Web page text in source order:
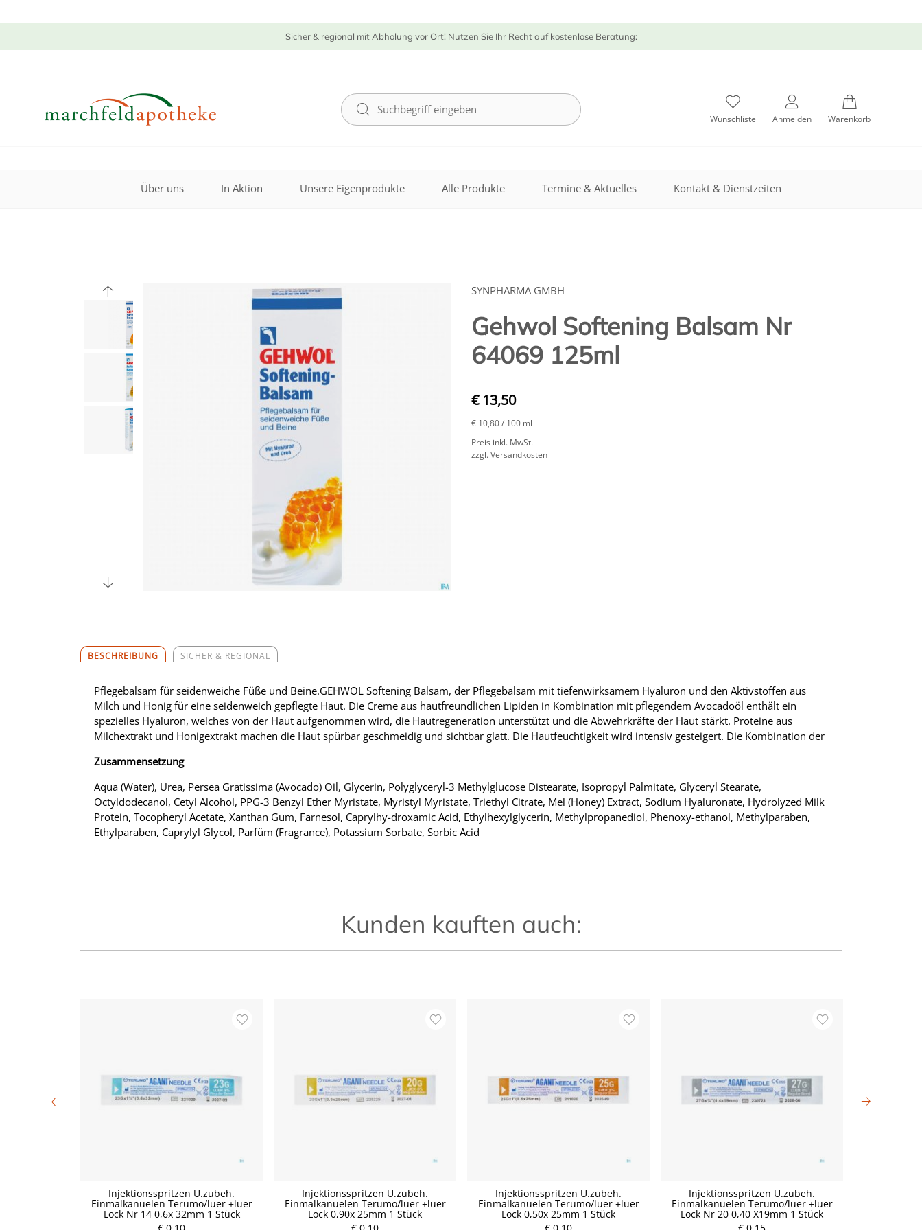
Sicher & regional mit Abholung vor Ort! Nutzen Sie Ihr Recht auf kostenlose Beratung:
Wunschliste Anmelden Warenkorb
Über uns In Aktion Unsere Eigenprodukte Alle Produkte Termine & Aktuelles Kontakt & Dienstzeiten
SYNPHARMA GMBH
Gehwol Softening Balsam Nr
64069 125ml
€ 13,50
€ 10,80/ 100 ml
Preis inkl. MwSt.
zzgl. Versandkosten
BESCHREIBUNG SICHER & REGIONAL
Pflegebalsam für seidenweiche Füße und Beine.GEHWOL Softening Balsam, der Pflegebalsam mit tiefenwirksamem Hyaluron und den Aktivstoffen aus
Milch und Honig für eine seidenweich gepflegte Haut. Die Creme aus hautfreundlichen Lipiden in Kombination mit pflegendem Avocadoöl enthält ein
spezielles Hyaluron, welches von der Haut aufgenommen wird, die Hautregeneration unterstützt und die Abwehrkräfte der Haut stärkt. Proteine aus
Milchextrakt und Honigextrakt machen die Haut spürbar geschmeidig und sichtbar glatt. Die Hautfeuchtigkeit wird intensiv gesteigert. Die Kombination der
Zusammensetzung
Aqua (Water), Urea, Persea Gratissima (Avocado) Oil, Glycerin, Polyglyceryl-3 Methylglucose Distearate, Isopropyl Palmitate, Glyceryl Stearate,
Octyldodecanol, Cetyl Alcohol, PPG-3 Benzyl Ether Myristate, Myristyl Myristate, Triethyl Citrate, Mel (Honey) Extract, Sodium Hyaluronate, Hydrolyzed Milk
Protein, Tocopheryl Acetate, Xanthan Gum, Farnesol, Caprylhy-droxamic Acid, Ethylhexylglycerin, Methylpropanediol, Phenoxy-ethanol, Methylparaben,
Ethylparaben, Caprylyl Glycol, Parfüm (Fragrance), Potassium Sorbate, Sorbic Acid
Kunden kauften auch:
Injektionsspritzen U.zubeh.
Einmalkanuelen Terumo/luer +luer
Lock Nr 14 0,6x 32mm 1 Stück
€ 0,10
Injektionsspritzen U.zubeh.
Einmalkanuelen Terumo/luer +luer
Lock 0,90x 25mm 1 Stück
€ 0,10
Injektionsspritzen U.zubeh.
Einmalkanuelen Terumo/luer +luer
Lock 0,50x 25mm 1 Stück
€ 0,10
Injektionsspritzen U.zubeh.
Einmalkanuelen Terumo/luer +luer
Lock Nr 20 0,40 X19mm 1 Stück
€ 0,15
P
r
P
r
e
P
r
P
r